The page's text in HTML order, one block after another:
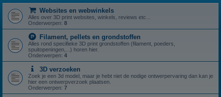
Websites en webwinkels
Alles over 3D print websites, winkels, reviews etc...
Onderwerpen: 8
Filament, pellets en grondstoffen
Alles rond specifieke 3D print grondstoffen (filament, poeders,
spuitopeningen,...) horen hier.
Onderwerpen: 4
3D verzoeken
Zoek je een 3d model, maar je hebt niet de nodige ontwerpervaring dan kan je
hier een ontwerpverzoek plaatsen.
Onderwerpen: 7